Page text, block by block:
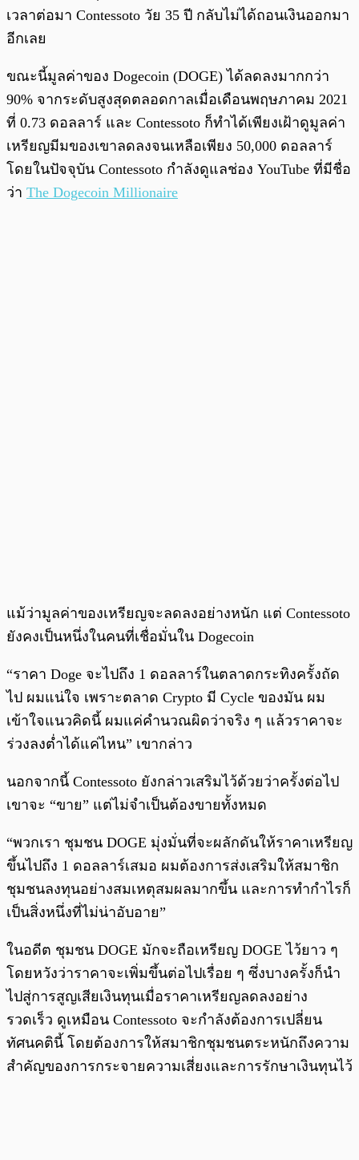
เวลาต่อมา Contessoto วัย 35 ปี กลับไม่ได้ถอนเงินออกมา
อีกเลย
ขณะนี้มูลค่าของ Dogecoin (DOGE) ได้ลดลงมากกว่า
90% จากระดับสูงสุดตลอดกาลเมื่อเดือนพฤษภาคม 2021
ที่ 0.73 ดอลลาร์ และ Contessoto ก็ทำได้เพียงเฝ้าดูมูลค่า
เหรียญมีมของเขาลดลงจนเหลือเพียง 50,000 ดอลลาร์
โดยในปัจจุบัน Contessoto กำลังดูแลช่อง YouTube ที่มีชื่อ
ว่า The Dogecoin Millionaire
แม้ว่ามูลค่าของเหรียญจะลดลงอย่างหนัก แต่ Contessoto
ยังคงเป็นหนึ่งในคนที่เชื่อมั่นใน Dogecoin
“ราคา Doge จะไปถึง 1 ดอลลาร์ในตลาดกระทิงครั้งถัด
ไป ผมแน่ใจ เพราะตลาด Crypto มี Cycle ของมัน ผม
เข้าใจแนวคิดนี้ ผมแค่คำนวณผิดว่าจริง ๆ แล้วราคาจะ
ร่วงลงต่ำได้แค่ไหน” เขากล่าว
นอกจากนี้ Contessoto ยังกล่าวเสริมไว้ด้วยว่าครั้งต่อไป
เขาจะ “ขาย” แต่ไม่จำเป็นต้องขายทั้งหมด
“พวกเรา ชุมชน DOGE มุ่งมั่นที่จะผลักดันให้ราคาเหรียญ
ขึ้นไปถึง 1 ดอลลาร์เสมอ ผมต้องการส่งเสริมให้สมาชิก
ชุมชนลงทุนอย่างสมเหตุสมผลมากขึ้น และการทำกำไรก็
เป็นสิ่งหนึ่งที่ไม่น่าอับอาย”
ในอดีต ชุมชน DOGE มักจะถือเหรียญ DOGE ไว้ยาว ๆ
โดยหวังว่าราคาจะเพิ่มขึ้นต่อไปเรื่อย ๆ ซึ่งบางครั้งก็นำ
ไปสู่การสูญเสียเงินทุนเมื่อราคาเหรียญลดลงอย่าง
รวดเร็ว ดูเหมือน Contessoto จะกำลังต้องการเปลี่ยน
ทัศนคตินี้ โดยต้องการให้สมาชิกชุมชนตระหนักถึงความ
สำคัญของการกระจายความเสี่ยงและการรักษาเงินทุนไว้